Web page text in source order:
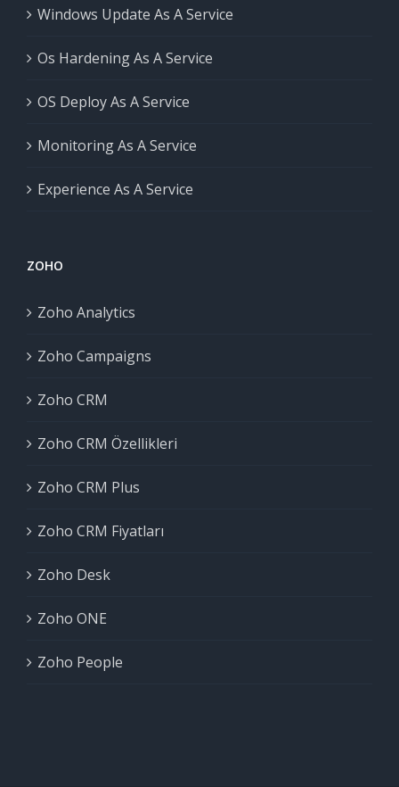
Windows Update As A Service
Os Hardening As A Service
OS Deploy As A Service
Monitoring As A Service
Experience As A Service
ZOHO
Zoho Analytics
Zoho Campaigns
Zoho CRM
Zoho CRM Özellikleri
Zoho CRM Plus
Zoho CRM Fiyatları
Zoho Desk
Zoho ONE
Zoho People